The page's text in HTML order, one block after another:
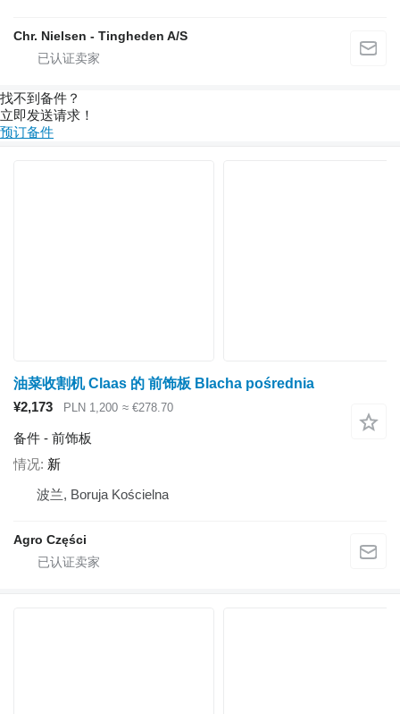
Chr. Nielsen - Tingheden A/S
找不到备件？
立即发送请求！
预订备件
油菜收割机 Claas 的 前饰板 Blacha pośrednia
¥2,173
PLN 1,200 ≈ €278.70
备件 - 前饰板
情况 新
波兰, Boruja Kościelna
Agro Części